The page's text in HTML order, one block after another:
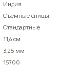
Индия
Съёмные спицы
Стандартные
11,6 см
3.25 мм
15700